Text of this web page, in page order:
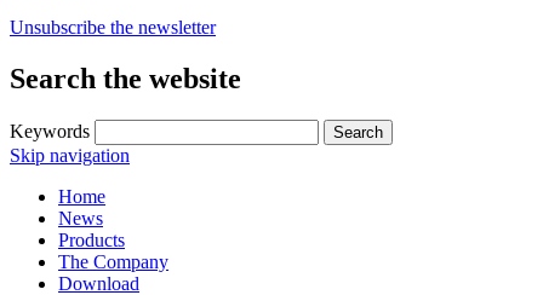
Unsubscribe the newsletter
Search the website
Keywords
Skip navigation
Home
News
Products
The Company
Download